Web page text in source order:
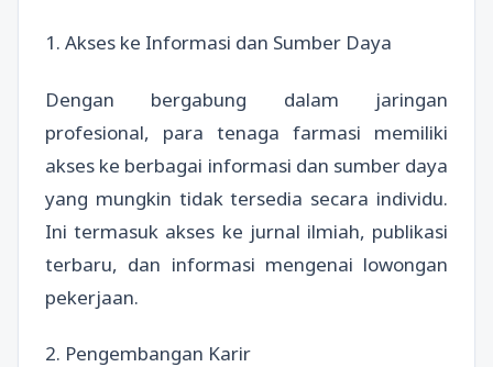
1. Akses ke Informasi dan Sumber Daya
Dengan bergabung dalam jaringan
profesional, para tenaga farmasi memiliki
akses ke berbagai informasi dan sumber daya
yang mungkin tidak tersedia secara individu.
Ini termasuk akses ke jurnal ilmiah, publikasi
terbaru, dan informasi mengenai lowongan
pekerjaan.
2. Pengembangan Karir